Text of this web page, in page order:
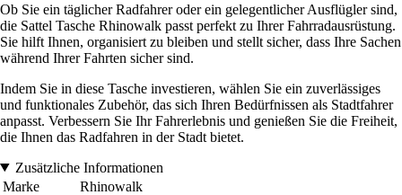
Ob Sie ein täglicher Radfahrer oder ein gelegentlicher Ausflügler sind,
die Sattel Tasche Rhinowalk passt perfekt zu Ihrer Fahrradausrüstung.
Sie hilft Ihnen, organisiert zu bleiben und stellt sicher, dass Ihre Sachen
während Ihrer Fahrten sicher sind.
Indem Sie in diese Tasche investieren, wählen Sie ein zuverlässiges
und funktionales Zubehör, das sich Ihren Bedürfnissen als Stadtfahrer
anpasst. Verbessern Sie Ihr Fahrerlebnis und genießen Sie die Freiheit,
die Ihnen das Radfahren in der Stadt bietet.
Zusätzliche Informationen
Marke
Rhinowalk